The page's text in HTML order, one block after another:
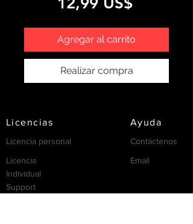
Agregar al carrito
Realizar compra
Licencias Ayuda
Licencia personal
Licencia
Individual
Contáctenos
Email
Support